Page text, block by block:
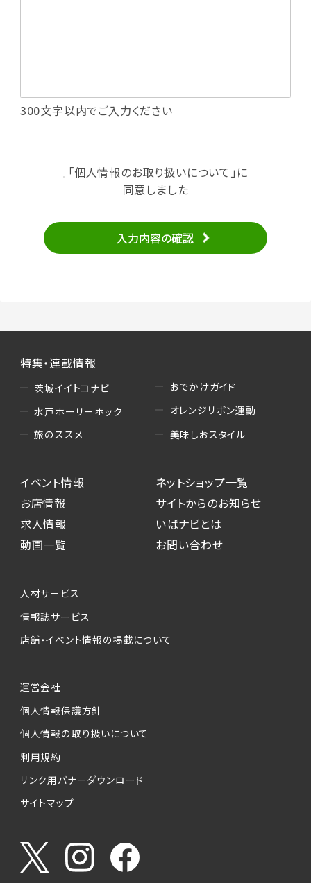
・投稿したクチコミ情報、写真の本サービスへの
・メールマガジン、お知らせ、広告等の配信
（2）ユーザーからのお問い合わせへの対応
せの内容確認、返答
・当サービスの品質改善
・読者プレゼント、アンケート等、当サービスが実
施するキャンペーンの抽選、当選者への連絡及
び発送 ・ユーザーの趣向や属性情報等の分析
（5）広告主への問い合わせ・応募等への対応
・本サービスを通じて求人広告に応募した際の
選考に関する連絡
・本サービスを通じて店舗への来店予約を登録
した際の内容確認、返答
本サービスが収集する個人情報は、ご本人の意
ービスの実施にあたりそれぞれ必要となる項目
を入力いただかない場合は、各々のサービスを
個人情報の第三者への提供について
当社は、以下の提供先に対して個人情報を提供
します。
(1)お客様が求人応募フォームより個人情報を
送信した事業主（広告主）への提供
お客様が求職活動・応募等を行った企業による
うやりとり・情報提供（採否・合否の検討を含み
ます）
300文字以内でご入力ください
「個人情報のお取り扱いについて 」に
同意しました
入力内容の確認
特集・連載情報
茨城イイトコナビ
水戸ホーリーホック
旅のススメ
おでかけガイド
オレンジリボン運動
美味しおスタイル
イベント情報
お店情報
求人情報
動画一覧
ネットショップ一覧
サイトからのお知らせ
いばナビとは
お問い合わせ
人材サービス
情報誌サービス
店舗・イベント情報の掲載について
運営会社
個人情報保護方針
個人情報の取り扱いについて
利用規約
リンク用バナーダウンロード
サイトマップ